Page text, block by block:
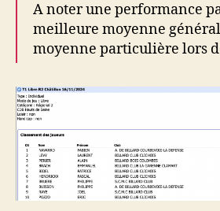
A noter une performance
meilleure moyenne
moyenne particulière lors